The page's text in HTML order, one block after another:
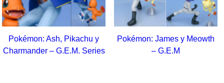
Pokémon: Ash, Pikachu y
Charmander – G.E.M. Series
Pokémon: James y Meowth
– G.E.M